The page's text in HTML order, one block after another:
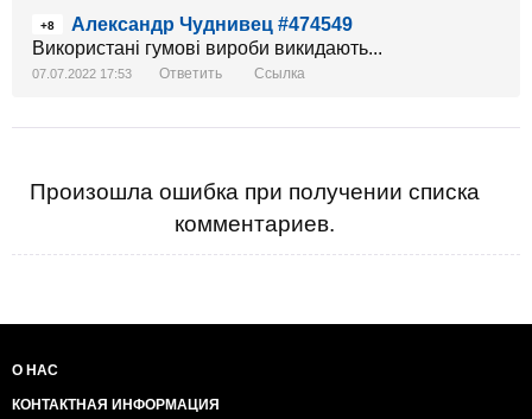
+8
Александр Чуднивец #474549
Використані гумові вироби викидають...
07.07.2022 17:53 Ответить Ссылка
Произошла ошибка при получении списка
комментариев.
О НАС
КОНТАКТНАЯ ИНФОРМАЦИЯ